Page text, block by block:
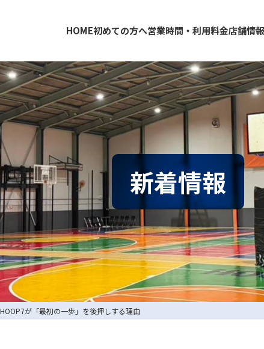
HOME初めての方へ営業時間・利用料金店舗情報
大阪・東大阪・堺のバスケコートレンタ
方へ
ベント情報
スクール
×BBQ
ブログ
わせ
新着情報
が「最初の一歩」を後押しする理由